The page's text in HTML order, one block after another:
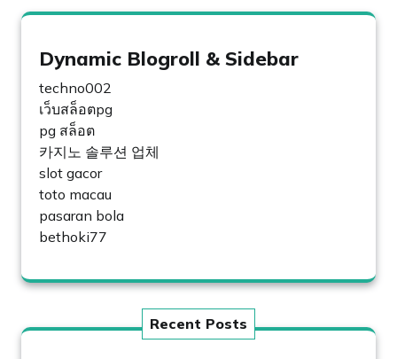
Dynamic Blogroll & Sidebar
techno002
เว็บสล็อตpg
pg สล็อต
카지노 솔루션 업체
slot gacor
toto macau
pasaran bola
bethoki77
Recent Posts